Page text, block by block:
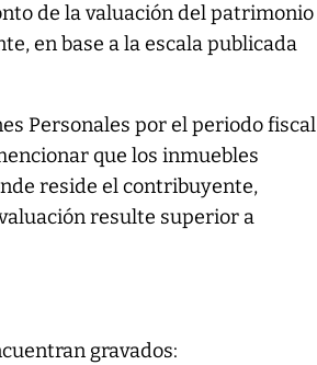
de la valuación del patrimonio
en base a la escala publicada
Personales por el periodo fiscal
que los inmuebles
reside el contribuyente,
resulte superior a
gravados: